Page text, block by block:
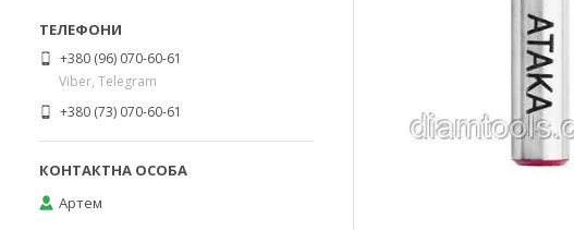
+380 (96) 070-60-61
Viber, Telegram
+380 (73) 070-60-61
Артем